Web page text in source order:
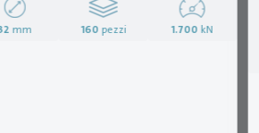
mm 160 pezzi 1.700 kN